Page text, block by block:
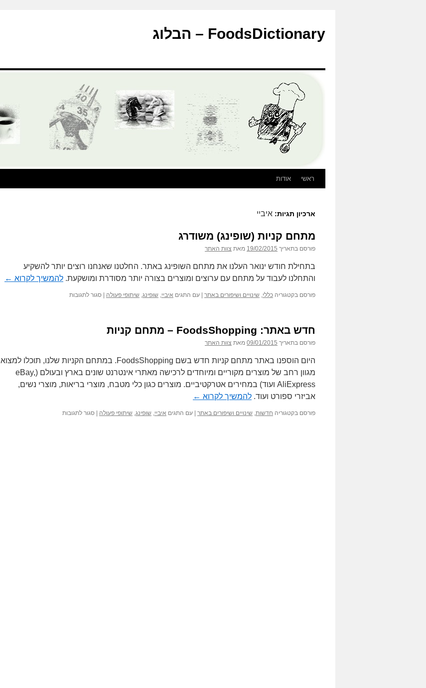
FoodsDictionary – הבלוג
ראשי אודות
ארכיון תגיות: איביי
מתחם קניות (שופינג) משודרג
פורסם בתאריך 19/02/2015 מאת צוות האתר
בתחילת חודש ינואר העלנו את מתחם השופינג באתר. החלטנו שאנחנו רוצים יותר להשקיע
והתחלנו לעבוד על מתחם עם ערוצים ומוצרים בצורה יותר מסודרת ומושקעת. להמשיך לקרוא ←
פורסם בקטגוריה כללי, שינויים ושיפורים באתר עם התגים איביי, שופינג, שיתופי פעולה סגור לתגובותעל
חדש באתר: FoodsShopping – מתחם קניות
פורסם בתאריך 09/01/2015 מאת צוות האתר
היום הוספנו באתר מתחם קניות חדש בשם FoodsShopping. במתחם הקניות שלנו, תוכלו למצוא
מגוון רחב של מוצרים מקוריים ומיוחדים לרכישה מאתרי אינטרנט שונים בארץ ובעולם (eBay,
AliExpress ועוד) במחירים אטרקטיביים. מוצרים כגון כלי מטבח, מוצרי בריאות, מוצרי נשים,
אביזרי ספורט ועוד. להמשיך לקרוא ←
פורסם בקטגוריה חדשות, שינויים ושיפורים באתר עם התגים איביי, שופינג, שיתופי פעולה סגור לתגובותעל